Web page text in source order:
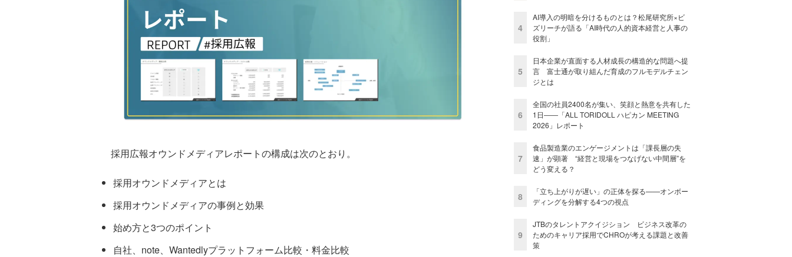
採用広報オウンドメディアレポートの構成は次のとおり。
採用オウンドメディアとは
採用オウンドメディアの事例と効果
始め方と3つのポイント
自社、note、Wantedlyプラットフォーム比較・料金比較
4
AI導入の明暗を分けるものとは？松尾研究所×ビ
ズリーチが語る「AI時代の人的資本経営と人事の
役割」
5
日本企業が直面する人材成長の構造的な問題へ提
言 富士通が取り組んだ育成のフルモデルチェン
ジとは
6
全国の社員2400名が集い、笑顔と熱意を共有した
1日――「ALL TORIDOLL ハピカン MEETING
2026」レポート
7
食品製造業のエンゲージメントは「課長層の失
速」が顕著 “経営と現場をつなげない中間層”を
どう変える？
8
「立ち上がりが遅い」の正体を探る——オンボー
ディングを分解する4つの視点
9
JTBのタレントアクイジション ビジネス改革の
ためのキャリア採用でCHROが考える課題と改善
策